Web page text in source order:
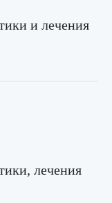
и лечения
лечения